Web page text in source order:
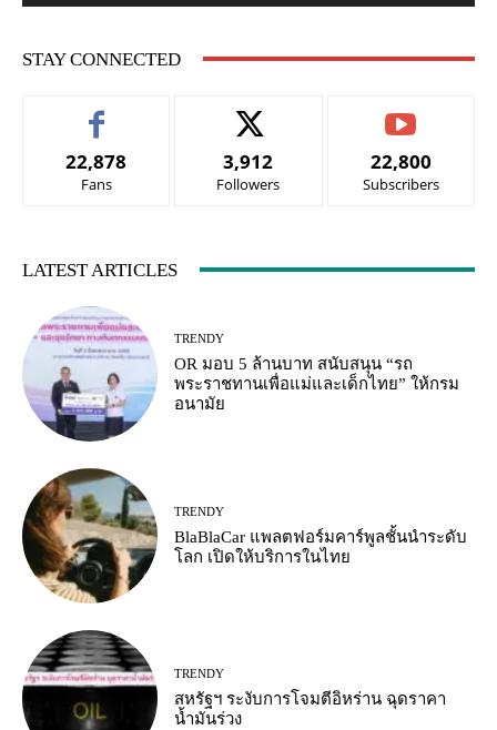
STAY CONNECTED
22,878
Fans
3,912
Followers
22,800
Subscribers
LATEST ARTICLES
TRENDY
OR มอบ 5 ล้านบาท สนับสนุน “รถ
พระราชทานเพื่อแม่และเด็กไทย” ให้กรม
อนามัย
TRENDY
BlaBlaCar แพลตฟอร์มคาร์พูลชั้นนำระดับ
โลก เปิดให้บริการในไทย
TRENDY
สหรัฐฯ ระงับการโจมตีอิหร่าน ฉุดราคา
น้ำมันร่วง